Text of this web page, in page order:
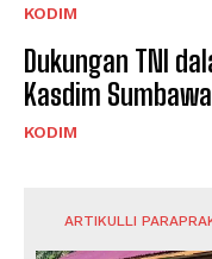
KODIM
Dukungan TNI
Kasdim
KODIM
ARTIKULLI